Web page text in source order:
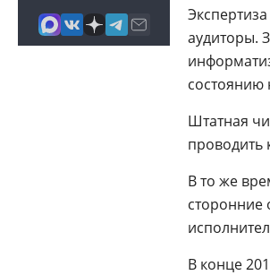
аудиторы.
состоянию
Штатная
проводить
В то же
сторонние
В конце